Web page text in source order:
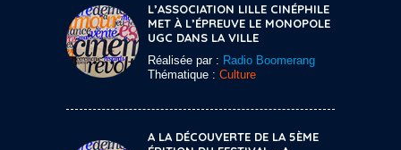
L’ASSOCIATION LILLE CINÉPHILE
MET À L’ÉPREUVE LE MONOPOLE
UGC DANS LA VILLE
Réalisée par : Radio Boomerang
Thématique : Culture
A LA DÉCOUVERTE DE LA 5ÈME